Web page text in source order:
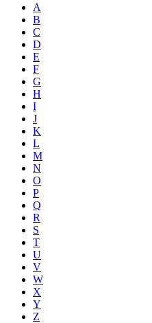
A
B
C
D
E
F
G
H
I
J
K
L
M
N
O
P
Q
R
S
T
U
V
W
X
Y
Z